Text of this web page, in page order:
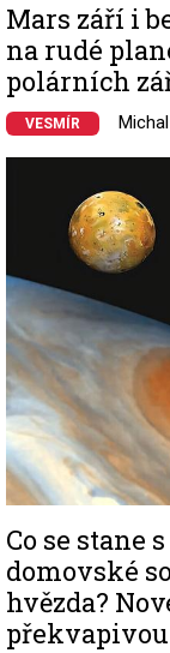
Mars září i
na rudé
polárních
VESMÍR
Co se stane
domovské
hvězda?